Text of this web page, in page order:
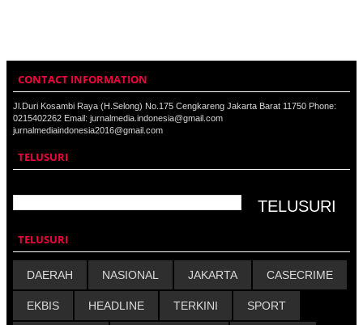
CONTACT INFORMATION
Jl.Duri Kosambi Raya (H.Selong) No.175 Cengkareng Jakarta Barat 11750 Phone:
0215402262 Email: jurnalmedia.indonesia@gmail.com
jurnalmediaindonesia2016@gmail.com
TELUSURI
TELUSURI
DAERAH NASIONAL JAKARTA CASECRIME
EKBIS HEADLINE TERKINI SPORT